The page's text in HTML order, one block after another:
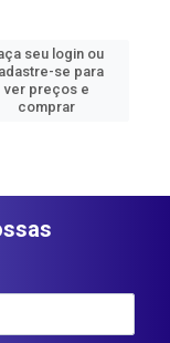
seu login ou
se para
ver preços e
comprar